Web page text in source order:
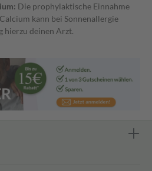
Die prophylaktische Einnahme
kann bei Sonnenallergie
hierzu deinen Arzt.